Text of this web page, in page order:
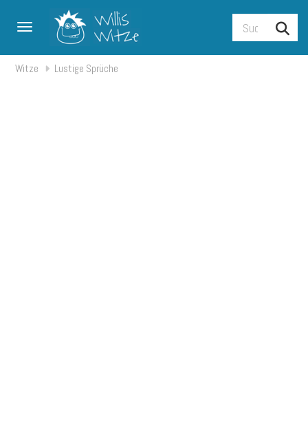
Toggle navigation
Witze Lustige Sprüche